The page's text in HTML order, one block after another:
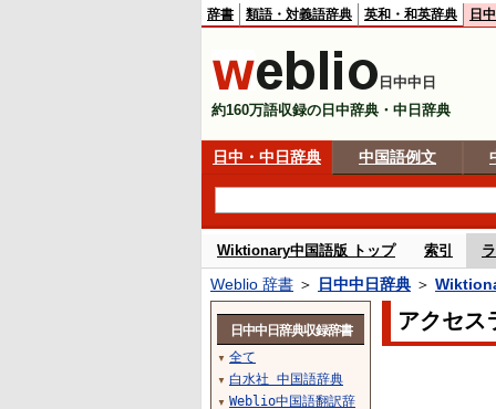
辞書 類語・対義語辞典 英和・和英辞典 日
日中中日
約160万語収録の日中辞典・中日辞典
日中・中日辞典 中国語例文
Wiktionary中国語版 トップ 索引
Weblio 辞書 ＞ 日中中日辞典 ＞
アクセス
日中中日辞典収録辞書
▼ 全て
▼ 白水社 中国語辞典
▼ Weblio中国語翻訳辞